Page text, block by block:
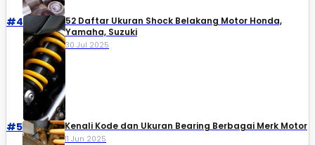
#4
52 Daftar Ukuran Shock Belakang Motor Honda,
Yamaha, Suzuki​
30 Jul 2025
#5 Kenali Kode dan Ukuran Bearing Berbagai Merk Motor
11 Jun 2025